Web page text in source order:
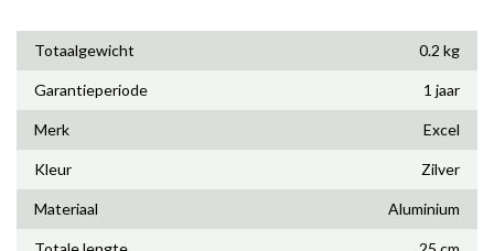
Totaalgewicht 0.2 kg
Garantieperiode 1 jaar
Merk Excel
Kleur Zilver
Materiaal Aluminium